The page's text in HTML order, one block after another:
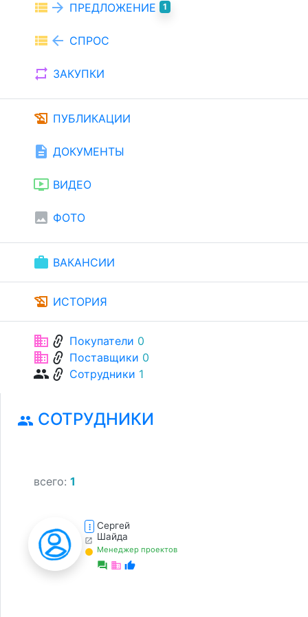
view_list arrow_forward ПРЕДЛОЖЕНИЕ 1
view_list arrow_back СПРОС
repeat ЗАКУПКИ
history_edu ПУБЛИКАЦИИ
description ДОКУМЕНТЫ
ondemand_video ВИДЕО
image ФОТО
work ВАКАНСИИ
history_edu ИСТОРИЯ
businesslink Покупатели 0
businesslink Поставщики 0
grouplink Сотрудники 1
group СОТРУДНИКИ
всего: 1
more_vert
open_in_new
lens
Сергей
Шайда
Менеджер проектов
forum business thumb_up